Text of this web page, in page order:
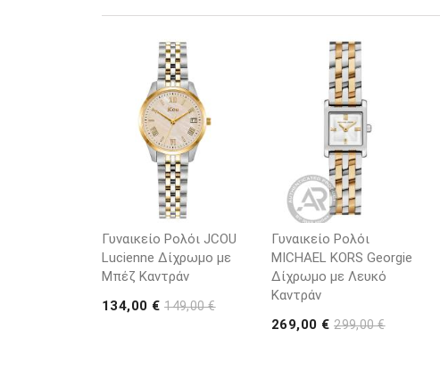
Γυναικείο Ρολόι JCOU
Lucienne Δίχρωμο με
Μπέζ Καντράν
134,00 €149,00 €
Γυναικείο Ρολόι
MICHAEL KORS Georgie
Δίχρωμο με Λευκό
Καντράν
269,00 €299,00 €